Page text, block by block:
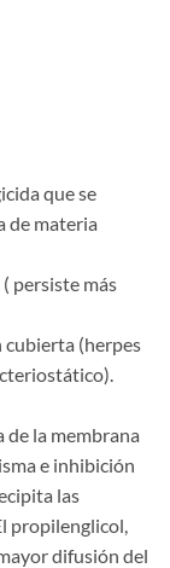
que se
de materia
persiste más
cubierta (herpes
la membrana
e inhibición
las
propilenglicol,
difusión del